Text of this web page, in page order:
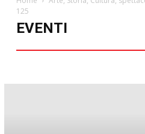
125
EVENTI